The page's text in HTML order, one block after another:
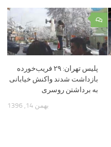
۰
پلیس تهران: ۲۹ فریب‌خورده
بازداشت شدند واکنش خیابانی
به برداشتن روسری
بهمن 14, 1396